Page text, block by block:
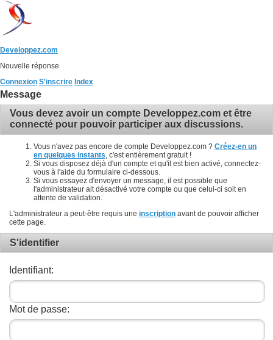
Developpez.com
Nouvelle réponse
Connexion S'inscrire Index
Message
Vous devez avoir un compte Developpez.com et être
connecté pour pouvoir participer aux discussions.
Vous n'avez pas encore de compte Developpez.com ? Créez-en un
en quelques instants , c'est entièrement gratuit !
Si vous disposez déjà d'un compte et qu'il est bien activé, connectez-
vous à l'aide du formulaire ci-dessous.
Si vous essayez d'envoyer un message, il est possible que
l'administrateur ait désactivé votre compte ou que celui-ci soit en
attente de validation.
L'administrateur a peut-être requis une inscription avant de pouvoir afficher
cette page.
S'identifier
Identifiant:
Mot de passe: